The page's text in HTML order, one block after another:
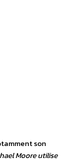
son
Moore utilise